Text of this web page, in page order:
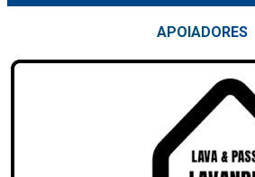
APOIADORES